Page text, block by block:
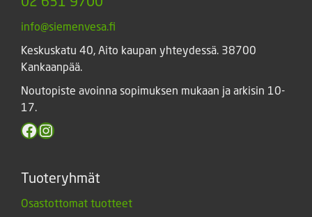
info@siemenvesa.fi
Keskuskatu 40, Aito kaupan yhteydessä. 38700
Kankaanpää.
Noutopiste avoinna sopimuksen mukaan ja arkisin 10-
17.
Facebook
Instagram
Tuoteryhmät
Osastottomat tuotteet